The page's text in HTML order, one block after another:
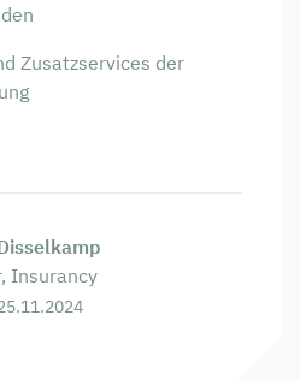
Zusatzservices der
Insurancy